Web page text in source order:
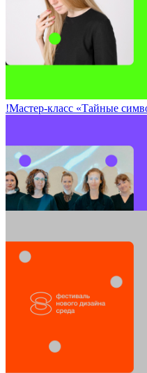
Музыкальная программа
!Мастер-класс «Тайные
Перформанс Choir(5)